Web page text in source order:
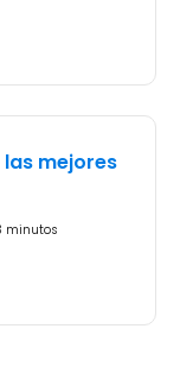
mejores
minutos